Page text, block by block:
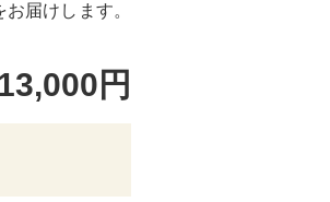
届けします。
13,000円